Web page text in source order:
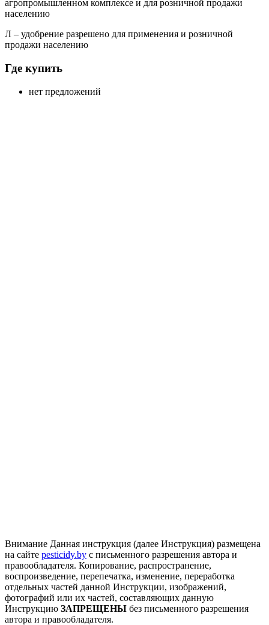
агропромышленном комплексе и для розничной продажи
населению
Л – удобрение разрешено для применения и розничной
продажи населению
Где купить
нет предложений
Внимание Данная инструкция (далее Инструкция) размещена
на сайте pesticidy.by с письменного разрешения автора и
правообладателя. Копирование, распространение,
воспроизведение, перепечатка, изменение, переработка
отдельных частей данной Инструкции, изображений,
фотографий или их частей, составляющих данную
Инструкцию ЗАПРЕЩЕНЫ без письменного разрешения
автора и правообладателя.